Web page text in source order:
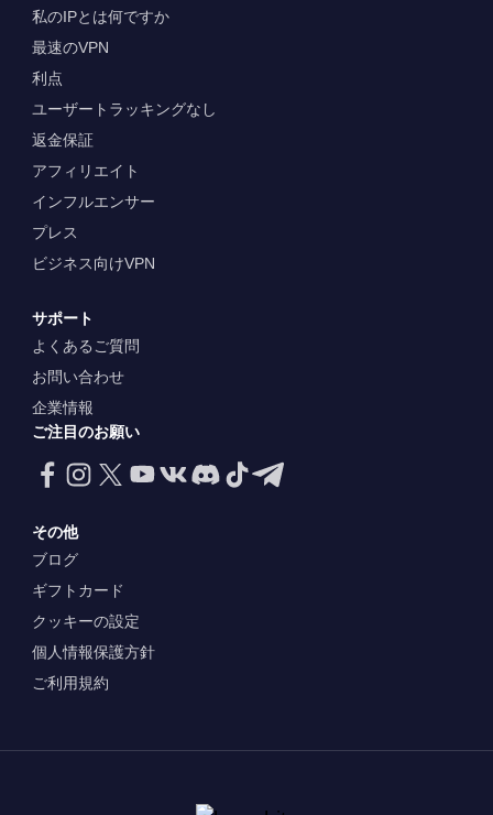
私のIPとは何ですか
最速のVPN
利点
ユーザートラッキングなし
返金保証
アフィリエイト
インフルエンサー
プレス
ビジネス向けVPN
サポート
よくあるご質問
お問い合わせ
企業情報
ご注目のお願い
その他
ブログ
ギフトカード
クッキーの設定
個人情報保護方針
ご利用規約